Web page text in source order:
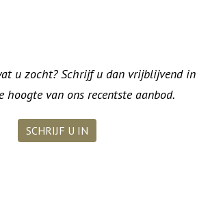
u zocht? Schrijf u dan vrijblijvend in
hoogte van ons recentste aanbod.
SCHRIJF U IN